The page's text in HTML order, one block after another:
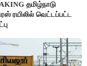
தமிழ்நாடு
ரயிலில் வெட்டப்பட்ட